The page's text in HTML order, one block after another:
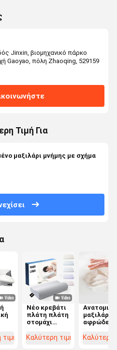
Jinxin, βιομηχανικό πάρκο
Gaoyao, πόλη Zhaoqing, 529159
Τιμή Για
μαξιλάρι μνήμης με σχήμα
Νέο κρεβάτι
πλάτη πλάτη
στομάχι
Ορθοπεδικός
Καλύτερη τιμή
Ανατομικό
μαξιλάρι
αφρώδες
Η απόλυτη
Καλύτερη